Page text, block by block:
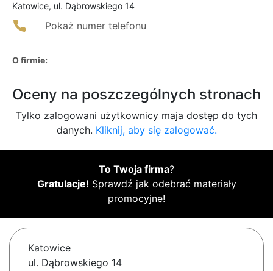
Katowice, ul. Dąbrowskiego 14
Pokaż numer telefonu
O firmie:
Oceny na poszczególnych stronach
Tylko zalogowani użytkownicy maja dostęp do tych
danych. Kliknij, aby się zalogować.
To Twoja firma?
Gratulacje! Sprawdź jak odebrać materiały
promocyjne!
Katowice
ul. Dąbrowskiego 14